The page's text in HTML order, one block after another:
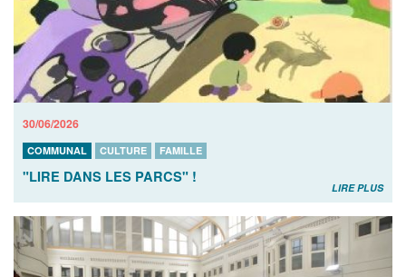
30/06/2026
COMMUNAL CULTURE FAMILLE
"LIRE DANS LES PARCS" !
LIRE PLUS